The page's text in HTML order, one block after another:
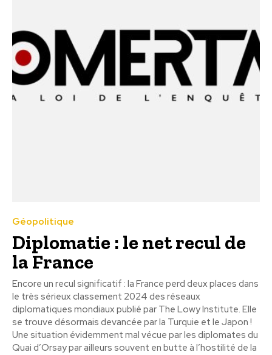
Géopolitique
Diplomatie : le net recul de
la France
Encore un recul significatif : la France perd deux places dans
le très sérieux classement 2024 des réseaux
diplomatiques mondiaux publié par The Lowy Institute. Elle
se trouve désormais devancée par la Turquie et le Japon !
Une situation évidemment mal vécue par les diplomates du
Quai d’Orsay par ailleurs souvent en butte à l’hostilité de la